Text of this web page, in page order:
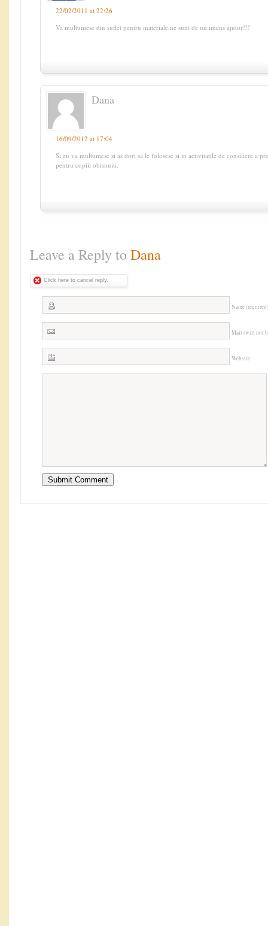
22/02/2011 at 22:26
Va multumesc din suflet pentru materiale,ne sunt de un imens ajutor!!!
Dana
16/09/2012 at 17:04
Si eu va multumesc si as dori sa le folosesc si in activitatile de consiliere a
pentru copiii obisnuiti.
Leave a Reply to Dana
Click here to cancel reply.
Name (required)
Mail (will not
Website